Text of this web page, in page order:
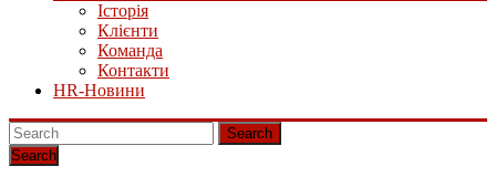
Історія
Клієнти
Команда
Контакти
HR-Новини
Search